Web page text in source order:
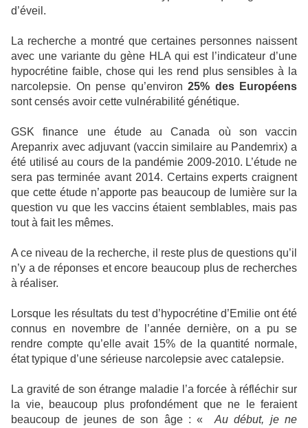
d’éveil.
La recherche a montré que certaines personnes naissent
avec une variante du gène HLA qui est l’indicateur d’une
hypocrétine faible, chose qui les rend plus sensibles à la
narcolepsie. On pense qu’environ 25% des Européens
sont censés avoir cette vulnérabilité génétique.
GSK finance une étude au Canada où son vaccin
Arepanrix avec adjuvant (vaccin similaire au Pandemrix) a
été utilisé au cours de la pandémie 2009-2010. L’étude ne
sera pas terminée avant 2014. Certains experts craignent
que cette étude n’apporte pas beaucoup de lumière sur la
question vu que les vaccins étaient semblables, mais pas
tout à fait les mêmes.
A ce niveau de la recherche, il reste plus de questions qu’il
n’y a de réponses et encore beaucoup plus de recherches
à réaliser.
Lorsque les résultats du test d’hypocrétine d’Emilie ont été
connus en novembre de l’année dernière, on a pu se
rendre compte qu’elle avait 15% de la quantité normale,
état typique d’une sérieuse narcolepsie avec catalepsie.
La gravité de son étrange maladie l’a forcée à réfléchir sur
la vie, beaucoup plus profondément que ne le feraient
beaucoup de jeunes de son âge : « Au début, je ne